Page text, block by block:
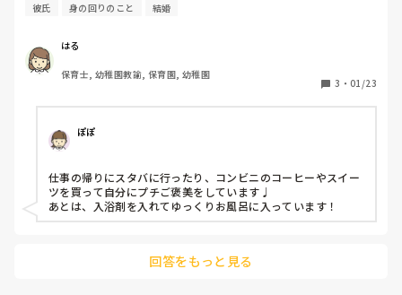
彼氏 身の回りのこと 結婚
はる
保育士, 幼稚園教諭, 保育園, 幼稚園
3 ・ 01/23
ぽぽ
仕事の帰りにスタバに行ったり、コンビニのコーヒーやスイー
ツを買って自分にプチご褒美をしています♩
あとは、入浴剤を入れてゆっくりお風呂に入っています！
回答をもっと見る